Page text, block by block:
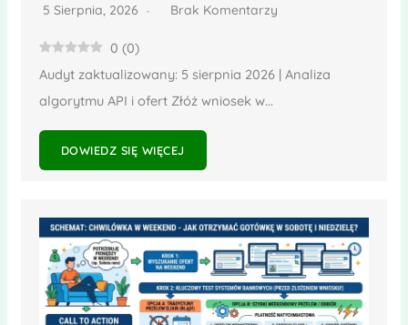
5 Sierpnia, 2026 Brak Komentarzy
0 (0)
Audyt zaktualizowany: 5 sierpnia 2026 | Analiza
algorytmu API i ofert Złóż wniosek w...
DOWIEDZ SIĘ WIĘCEJ